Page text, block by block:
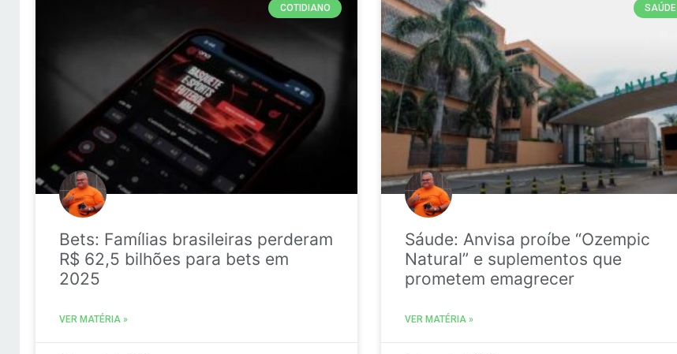
COTIDIANO
Bets: Famílias brasileiras perderam
R$ 62,5 bilhões para bets em
2025
VER MATÉRIA »
SAÚDE
Sáude: Anvisa proíbe “Ozempic
Natural” e suplementos que
prometem emagrecer
VER MATÉRIA »